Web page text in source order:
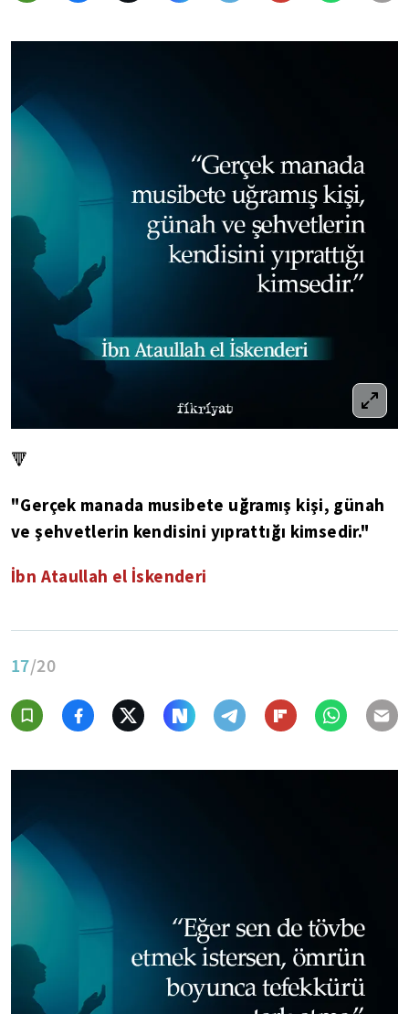
🔻
"Gerçek manada musibete uğramış kişi, günah
ve şehvetlerin kendisini yıprattığı kimsedir."
İbn Ataullah el İskenderi
17/20